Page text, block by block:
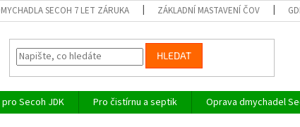
SECOH 7 LET ZÁRUKA ZÁKLADNÍ MASTAVENÍ ČOV
HLEDAT
pro Secoh JDK Pro čistírnu a septik Oprava dmychadel